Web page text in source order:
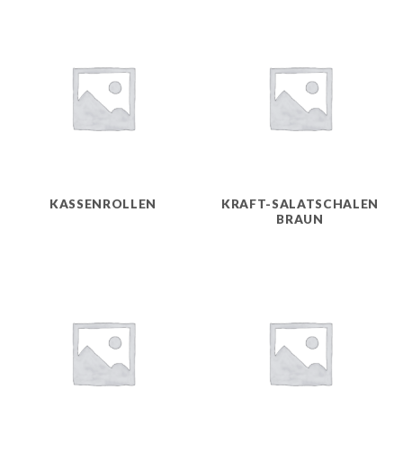
KASSENROLLEN
KRAFT-SALATSCHALEN
BRAUN